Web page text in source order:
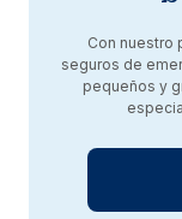
Con nuestro
seguros de
pequeños y